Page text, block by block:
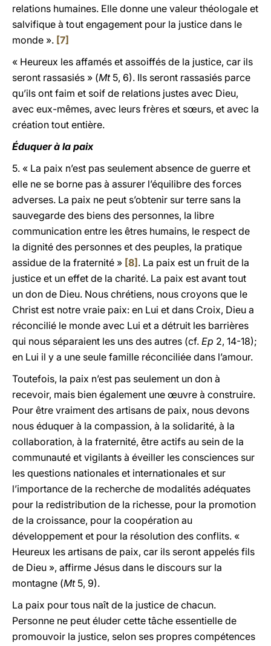
relations humaines. Elle donne une valeur théologale et
salvifique à tout engagement pour la justice dans le
monde ». [7]
« Heureux les affamés et assoiffés de la justice, car ils
seront rassasiés » (Mt 5, 6). Ils seront rassasiés parce
qu’ils ont faim et soif de relations justes avec Dieu,
avec eux-mêmes, avec leurs frères et sœurs, et avec la
création tout entière.
Éduquer à la paix
5. « La paix n’est pas seulement absence de guerre et
elle ne se borne pas à assurer l’équilibre des forces
adverses. La paix ne peut s’obtenir sur terre sans la
sauvegarde des biens des personnes, la libre
communication entre les êtres humains, le respect de
la dignité des personnes et des peuples, la pratique
assidue de la fraternité » [8] . La paix est un fruit de la
justice et un effet de la charité. La paix est avant tout
un don de Dieu. Nous chrétiens, nous croyons que le
Christ est notre vraie paix: en Lui et dans Croix, Dieu a
réconcilié le monde avec Lui et a détruit les barrières
qui nous séparaient les uns des autres (cf. Ep 2, 14-18);
en Lui il y a une seule famille réconciliée dans l’amour.
Toutefois, la paix n’est pas seulement un don à
recevoir, mais bien également une œuvre à construire.
Pour être vraiment des artisans de paix, nous devons
nous éduquer à la compassion, à la solidarité, à la
collaboration, à la fraternité, être actifs au sein de la
communauté et vigilants à éveiller les consciences sur
les questions nationales et internationales et sur
l’importance de la recherche de modalités adéquates
pour la redistribution de la richesse, pour la promotion
de la croissance, pour la coopération au
développement et pour la résolution des conflits. «
Heureux les artisans de paix, car ils seront appelés fils
de Dieu », affirme Jésus dans le discours sur la
montagne (Mt 5, 9).
La paix pour tous naît de la justice de chacun.
Personne ne peut éluder cette tâche essentielle de
promouvoir la justice, selon ses propres compétences